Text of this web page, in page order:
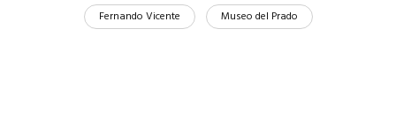
Fernando Vicente Museo del Prado